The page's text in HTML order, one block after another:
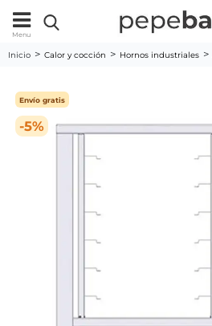
Menu
Inicio Calor y cocción Hornos industriales
-5%
Envío gratis